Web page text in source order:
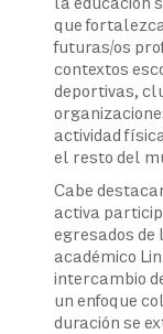
que
futuras/os
contextos
deportivas,
actividad
el resto del
Cabe
activa
egresados
académico
intercambio
un enfoque
duración se